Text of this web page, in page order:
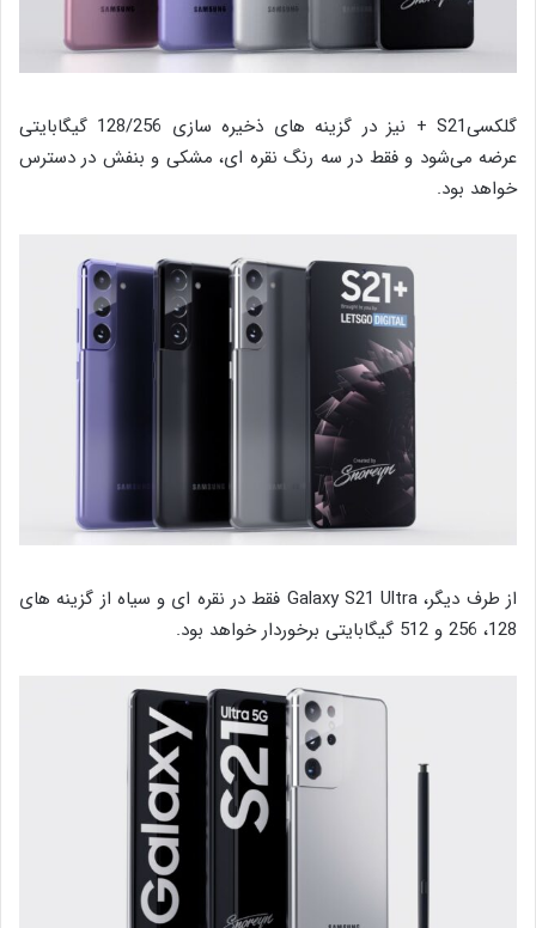
گلکسیS21 + نیز در گزینه های ذخیره سازی 128/256 گیگابایتی
عرضه می‌شود و فقط در سه رنگ نقره ای، مشکی و بنفش در دسترس
خواهد بود.
از طرف دیگر، Galaxy S21 Ultra فقط در نقره ای و سیاه از گزینه های
128، 256 و 512 گیگابایتی برخوردار خواهد بود.